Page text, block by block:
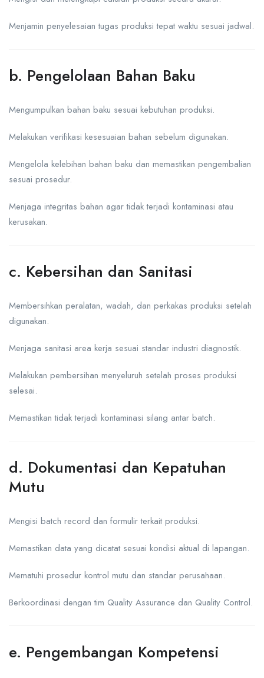
Menjamin penyelesaian tugas produksi tepat waktu sesuai jadwal.
b. Pengelolaan Bahan Baku
Mengumpulkan bahan baku sesuai kebutuhan produksi.
Melakukan verifikasi kesesuaian bahan sebelum digunakan.
Mengelola kelebihan bahan baku dan memastikan pengembalian
sesuai prosedur.
Menjaga integritas bahan agar tidak terjadi kontaminasi atau
kerusakan.
c. Kebersihan dan Sanitasi
Membersihkan peralatan, wadah, dan perkakas produksi setelah
digunakan.
Menjaga sanitasi area kerja sesuai standar industri diagnostik.
Melakukan pembersihan menyeluruh setelah proses produksi
selesai.
Memastikan tidak terjadi kontaminasi silang antar batch.
d. Dokumentasi dan Kepatuhan
Mutu
Mengisi batch record dan formulir terkait produksi.
Memastikan data yang dicatat sesuai kondisi aktual di lapangan.
Mematuhi prosedur kontrol mutu dan standar perusahaan.
Berkoordinasi dengan tim Quality Assurance dan Quality Control.
e. Pengembangan Kompetensi